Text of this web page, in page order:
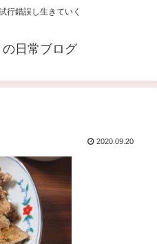
行錯誤し生きていく
日常ブログ
2020.09.20